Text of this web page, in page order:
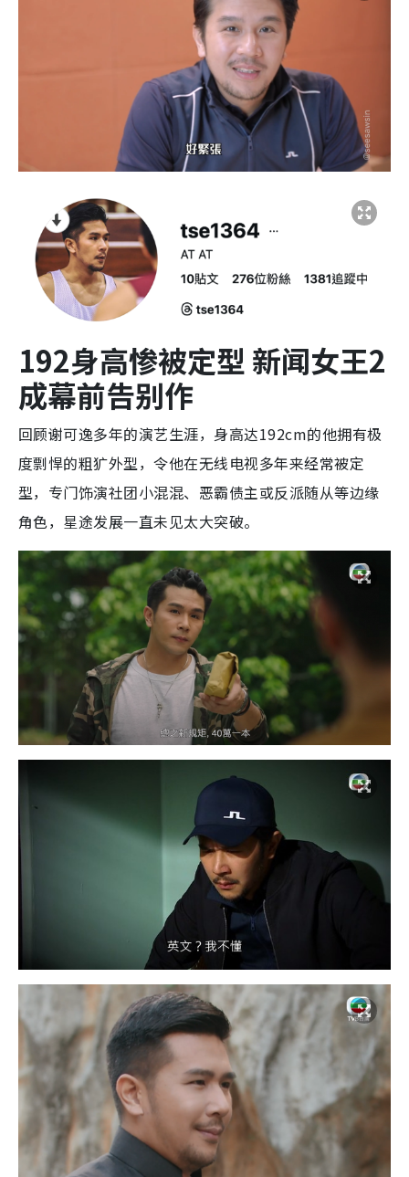
192身高惨被定型 新闻女王2
成幕前告别作
回顾谢可逸多年的演艺生涯，身高达192cm的他拥有极
度剽悍的粗犷外型，令他在无线电视多年来经常被定
型，专门饰演社团小混混、恶霸债主或反派随从等边缘
角色，星途发展一直未见太大突破。